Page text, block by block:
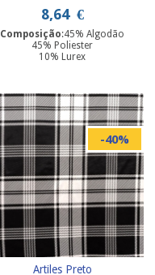
8,64 €
Composição:45% Algodão
45% Poliester
10% Lurex
-40%
Artiles Preto